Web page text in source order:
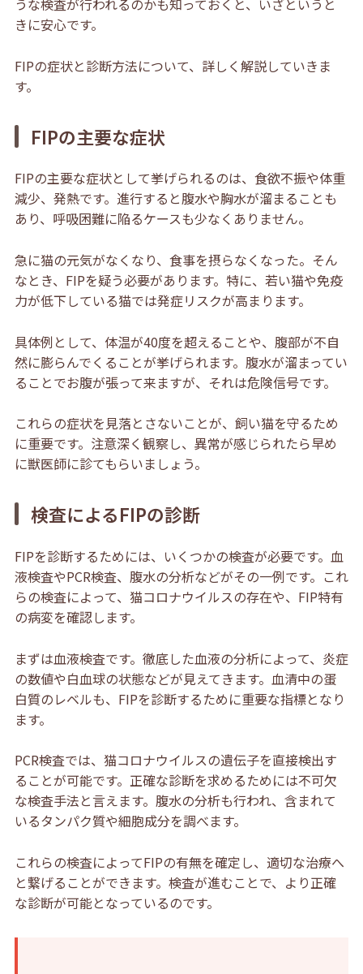
うな検査が行われるのかも知っておくと、いざというと
きに安心です。
FIPの症状と診断方法について、詳しく解説していきま
す。
FIPの主要な症状
FIPの主要な症状として挙げられるのは、食欲不振や体重
減少、発熱です。進行すると腹水や胸水が溜まることも
あり、呼吸困難に陥るケースも少なくありません。
急に猫の元気がなくなり、食事を摂らなくなった。そん
なとき、FIPを疑う必要があります。特に、若い猫や免疫
力が低下している猫では発症リスクが高まります。
具体例として、体温が40度を超えることや、腹部が不自
然に膨らんでくることが挙げられます。腹水が溜まってい
ることでお腹が張って来ますが、それは危険信号です。
これらの症状を見落とさないことが、飼い猫を守るため
に重要です。注意深く観察し、異常が感じられたら早め
に獣医師に診てもらいましょう。
検査によるFIPの診断
FIPを診断するためには、いくつかの検査が必要です。血
液検査やPCR検査、腹水の分析などがその一例です。これ
らの検査によって、猫コロナウイルスの存在や、FIP特有
の病変を確認します。
まずは血液検査です。徹底した血液の分析によって、炎症
の数値や白血球の状態などが見えてきます。血清中の蛋
白質のレベルも、FIPを診断するために重要な指標となり
ます。
PCR検査では、猫コロナウイルスの遺伝子を直接検出す
ることが可能です。正確な診断を求めるためには不可欠
な検査手法と言えます。腹水の分析も行われ、含まれて
いるタンパク質や細胞成分を調べます。
これらの検査によってFIPの有無を確定し、適切な治療へ
と繋げることができます。検査が進むことで、より正確
な診断が可能となっているのです。